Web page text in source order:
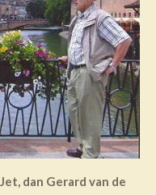
dan Gerard van de